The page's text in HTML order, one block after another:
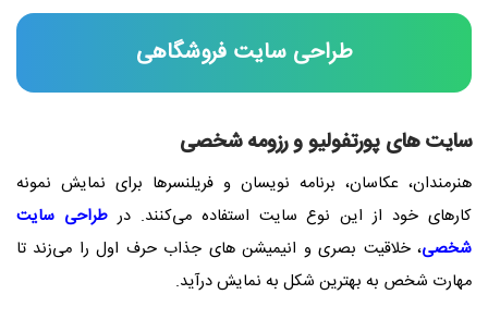
طراحی سایت فروشگاهی
سایت‌ های پورتفولیو و رزومه شخصی
هنرمندان، عکاسان، برنامه ‌نویسان و فریلنسرها برای نمایش نمونه
کارهای خود از این نوع سایت استفاده می‌کنند. درطراحی سایت
شخصی، خلاقیت بصری و انیمیشن ‌های جذاب حرف اول را می‌زند تا
مهارت شخص به بهترین شکل به نمایش درآید.